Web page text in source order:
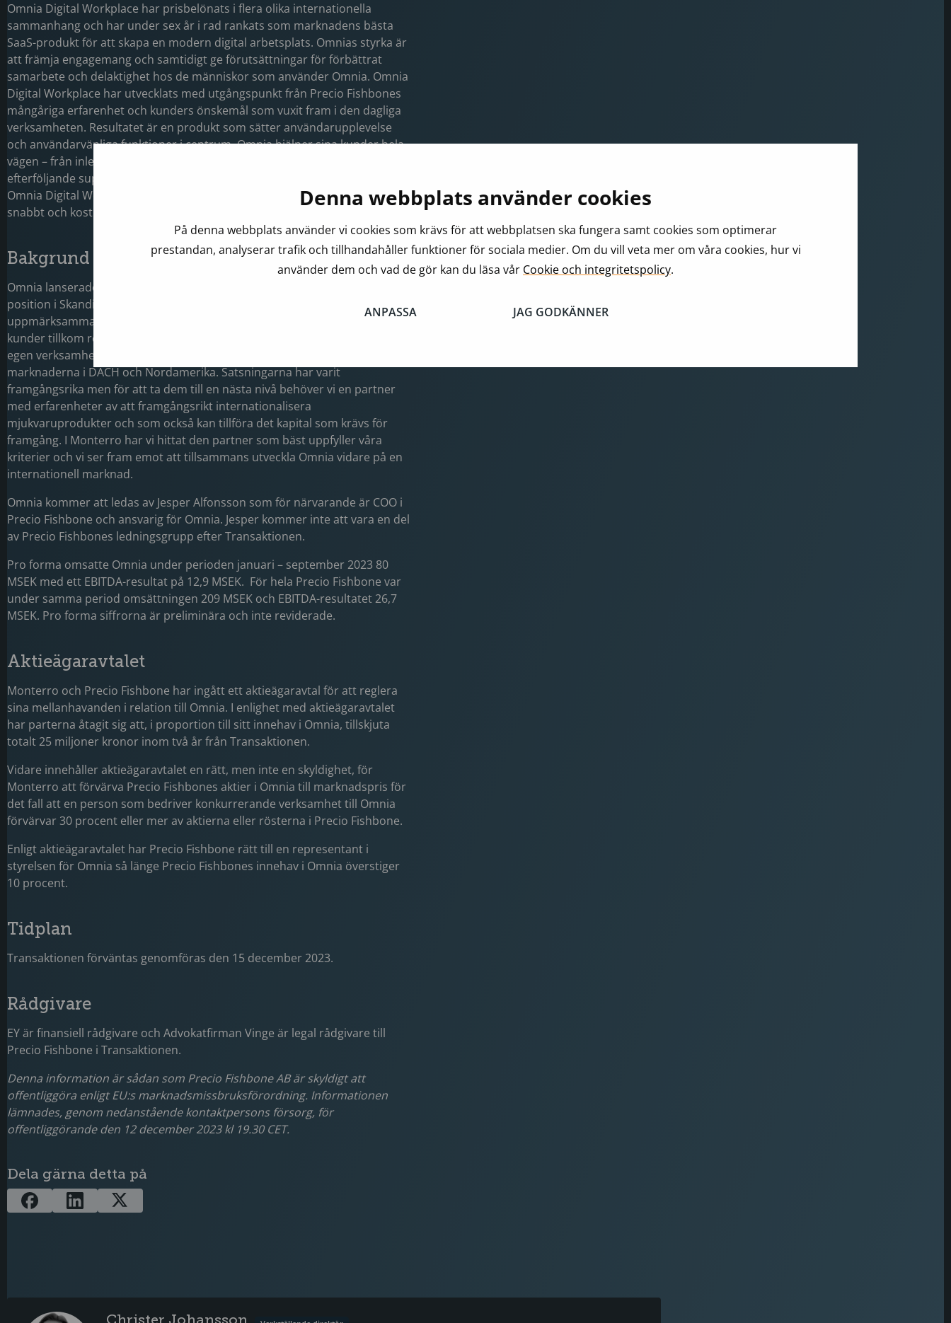
Denna webbplats använder cookies
På denna webbplats använder vi cookies som krävs för att webbplatsen ska fungera samt cookies som optimerar
prestandan, analyserar trafik och tillhandahåller funktioner för sociala medier. Om du vill veta mer om våra cookies, hur vi
använder dem och vad de gör kan du läsa vår Cookie och integritetspolicy.
ANPASSA JAG GODKÄNNER
Omnia Digital Workplace har prisbelönats i flera olika internationella
sammanhang och har under sex år i rad rankats som marknadens bästa
SaaS-produkt för att skapa en modern digital arbetsplats. Omnias styrka är
att främja engagemang och samtidigt ge förutsättningar för förbättrat
samarbete och delaktighet hos de människor som använder Omnia. Omnia
Digital Workplace har utvecklats med utgångspunkt från Precio Fishbones
mångåriga erfarenhet och kunders önskemål som vuxit fram i den dagliga
verksamheten. Resultatet är en produkt som sätter användarupplevelse
och användarvänliga funktioner i centrum. Omnia hjälper sina kunder hela
vägen – från inledande kravfångst och konfiguration till installation samt
efterföljande support och förvaltning av Omnia Digital Workplace. Med
Omnia Digital Workplace kan en modern digitaliserad arbetsplats skapas
snabbt och kostnadseffektivt.
Bakgrund till Transaktionen
Omnia lanserades 2016 och har sedan dess uppnått en marknadsledande
position i Skandinavien. Även kunder utanför Skandinavien
uppmärksammade snabbt Omnias styrkor och ett antal internationella
kunder tillkom redan under lanseringsåret. Under 2021 startade Omnia
egen verksamhet i Tyskland och Kanada för att skapa en bättre närvaro på
marknaderna i DACH och Nordamerika. Satsningarna har varit
framgångsrika men för att ta dem till en nästa nivå behöver vi en partner
med erfarenheter av att framgångsrikt internationalisera
mjukvaruprodukter och som också kan tillföra det kapital som krävs för
framgång. I Monterro har vi hittat den partner som bäst uppfyller våra
kriterier och vi ser fram emot att tillsammans utveckla Omnia vidare på en
internationell marknad.
Omnia kommer att ledas av Jesper Alfonsson som för närvarande är COO i
Precio Fishbone och ansvarig för Omnia. Jesper kommer inte att vara en del
av Precio Fishbones ledningsgrupp efter Transaktionen.
Pro forma omsatte Omnia under perioden januari – september 2023 80
MSEK med ett EBITDA-resultat på 12,9 MSEK. För hela Precio Fishbone var
under samma period omsättningen 209 MSEK och EBITDA-resultatet 26,7
MSEK. Pro forma siffrorna är preliminära och inte reviderade.
Aktieägaravtalet
Monterro och Precio Fishbone har ingått ett aktieägaravtal för att reglera
sina mellanhavanden i relation till Omnia. I enlighet med aktieägaravtalet
har parterna åtagit sig att, i proportion till sitt innehav i Omnia, tillskjuta
totalt 25 miljoner kronor inom två år från Transaktionen.
Vidare innehåller aktieägaravtalet en rätt, men inte en skyldighet, för
Monterro att förvärva Precio Fishbones aktier i Omnia till marknadspris för
det fall att en person som bedriver konkurrerande verksamhet till Omnia
förvärvar 30 procent eller mer av aktierna eller rösterna i Precio Fishbone.
Enligt aktieägaravtalet har Precio Fishbone rätt till en representant i
styrelsen för Omnia så länge Precio Fishbones innehav i Omnia överstiger
10 procent.
Tidplan
Transaktionen förväntas genomföras den 15 december 2023.
Rådgivare
EY är finansiell rådgivare och Advokatfirman Vinge är legal rådgivare till
Precio Fishbone i Transaktionen.
Denna information är sådan som Precio Fishbone AB är skyldigt att
offentliggöra enligt EU:s marknadsmissbruksförordning. Informationen
lämnades, genom nedanstående kontaktpersons försorg, för
offentliggörande den 12 december 2023 kl 19.30 CET.
Dela gärna detta på
Christer Johansson